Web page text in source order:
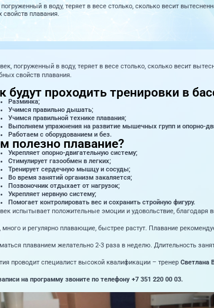
в воду, теряет в весе столько, сколько весит
свойств плавания.
погруженный в воду, теряет в весе столько, сколько весит
свойств плавания.
будут проходить тренировки в
Разминка;
Учимся правильно дышать;
Учимся правильной технике плавания;
Выполняем упражнения на развитие мышечных групп и опорно-
Работаем с оборудованием и без.
полезно плавание?
Укрепляет опорно-двигательную систему;
Стимулирует газообмен в легких;
Тренирует сердечную мышцу и сосуды;
Во время занятий организм закаляется;
Позвоночник отдыхает от нагрузок;
Укрепляет нервную систему;
Помогает контролировать вес и сохранить стройную фигуру.
испытывает положительные эмоции и удовольствие, благодаря
много и регулярно плавающие, быстрее растут. Плавание
плаванием желательно 2-3 раза в неделю. Длительность
проводит специалист высокой квалификации – тренер Светлана
на программу звоните по телефону +7 351 220 00 03.
и гинекология
Инфекционный
Неврология,
Нефрология
Онкология,